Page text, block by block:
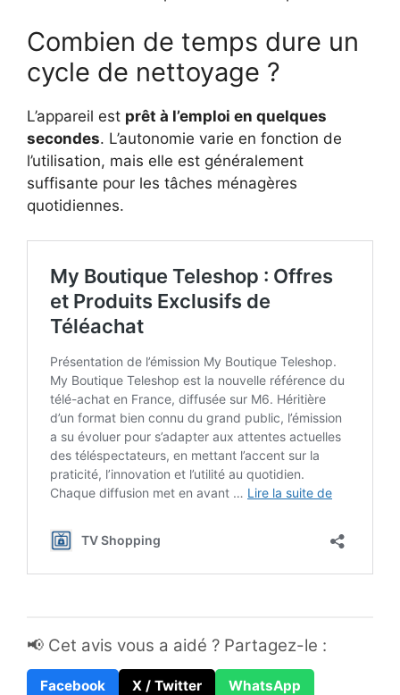
Combien de temps dure un
cycle de nettoyage ?
L’appareil est prêt à l’emploi en quelques
secondes. L’autonomie varie en fonction de
l’utilisation, mais elle est généralement
suffisante pour les tâches ménagères
quotidiennes.
📢 Cet avis vous a aidé ? Partagez-le :
Facebook X / Twitter
WhatsApp